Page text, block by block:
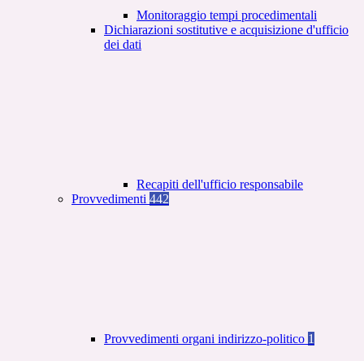
Monitoraggio tempi procedimentali
Dichiarazioni sostitutive e acquisizione d'ufficio
dei dati
Recapiti dell'ufficio responsabile
Provvedimenti 442
Provvedimenti organi indirizzo-politico 1